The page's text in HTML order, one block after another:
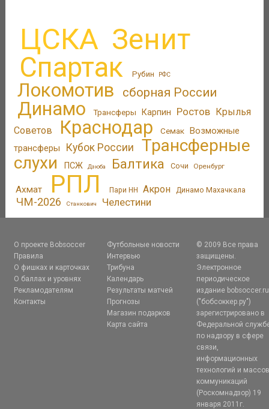
ЦСКА Зенит
Спартак Рубин РФС
Локомотив сборная России
Динамо Трансферы Карпин Ростов Крылья
Советов
Краснодар Семак Возможные
трансферы
Кубок России
Трансферные
слухи
ПСЖ Дзюба Балтика Сочи Оренбург
Ахмат РПЛ Пари НН Акрон Динамо Махачкала
ЧМ-2026 Станкович Челестини
О проекте Bobsoccer
Правила
О фишках и карточках
О баллах и уровнях
Рекламодателям
Контакты
Футбольные новости
Интервью
Трибуна
Календарь
Результаты матчей
Прогнозы
Магазин подарков
Карта сайта
© 2009 Все права
защищены.
Электронное
периодическое
издание bobsoccer.ru
("бобсоккер.ру")
зарегистрировано в
Федеральной
по надзору в сфере
связи,
информационных
технологий и
коммуникаций
(Роскомнадзор) 19
января 2011г.